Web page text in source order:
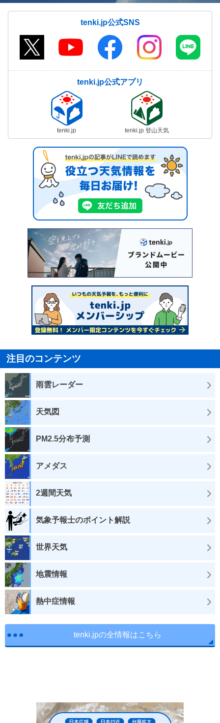
tenki.jp公式SNS
tenki.jp公式アプリ
tenki.jp tenki.jp 登山天気
注目のコンテンツ
雨雲レーダー
天気図
PM2.5分布予測
アメダス
2週間天気
気象予報士のポイント解説
世界天気
地震情報
熱中症情報
tenki.jpの全情報はこちら